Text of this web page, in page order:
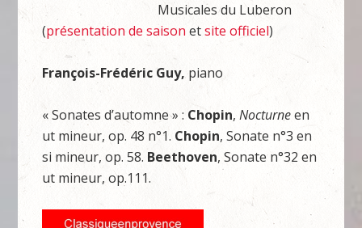
Musicales du Luberon
(présentation de saison etsite officiel)
François-Frédéric Guy, piano
« Sonates d’automne » : Chopin,Nocturneen
ut mineur, op. 48 n°1. Chopin, Sonate n°3 en
si mineur, op. 58. Beethoven, Sonate n°32 en
ut mineur, op.111.